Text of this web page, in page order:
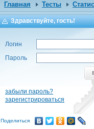
Главная Тесты
Здравствуйте, гость!
Логин
Пароль
забыли пароль?
зарегистрироваться
Поделиться